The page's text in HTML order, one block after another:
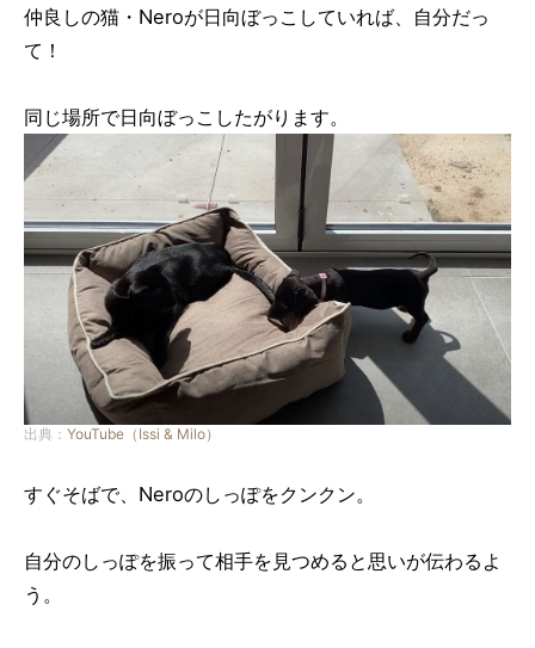
仲良しの猫・Neroが日向ぼっこしていれば、自分だっ
て！
同じ場所で日向ぼっこしたがります。
出典： YouTube（Issi & Milo）
すぐそばで、Neroのしっぽをクンクン。
自分のしっぽを振って相手を見つめると思いが伝わるよ
う。